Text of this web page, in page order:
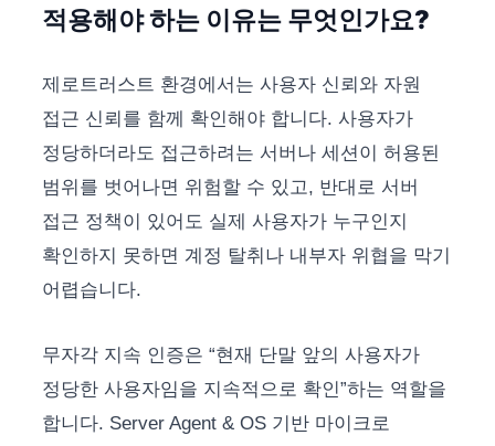
적용해야 하는 이유는 무엇인가요?
제로트러스트 환경에서는 사용자 신뢰와 자원
접근 신뢰를 함께 확인해야 합니다. 사용자가
정당하더라도 접근하려는 서버나 세션이 허용된
범위를 벗어나면 위험할 수 있고, 반대로 서버
접근 정책이 있어도 실제 사용자가 누구인지
확인하지 못하면 계정 탈취나 내부자 위협을 막기
어렵습니다.
무자각 지속 인증은 “현재 단말 앞의 사용자가
정당한 사용자임을 지속적으로 확인”하는 역할을
합니다. Server Agent & OS 기반 마이크로